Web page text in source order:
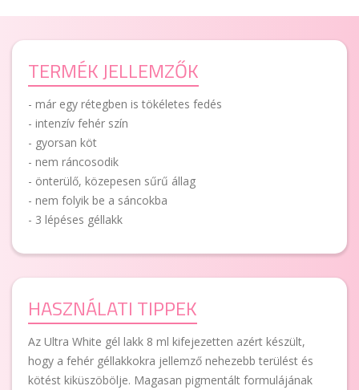
TERMÉK JELLEMZŐK
- már egy rétegben is tökéletes fedés
- intenzív fehér szín
- gyorsan köt
- nem ráncosodik
- önterülő, közepesen sűrű állag
- nem folyik be a sáncokba
- 3 lépéses géllakk
HASZNÁLATI TIPPEK
Az Ultra White gél lakk 8 ml kifejezetten azért készült,
hogy a fehér géllakkokra jellemző nehezebb terülést és
kötést kiküszöbölje. Magasan pigmentált formulájának